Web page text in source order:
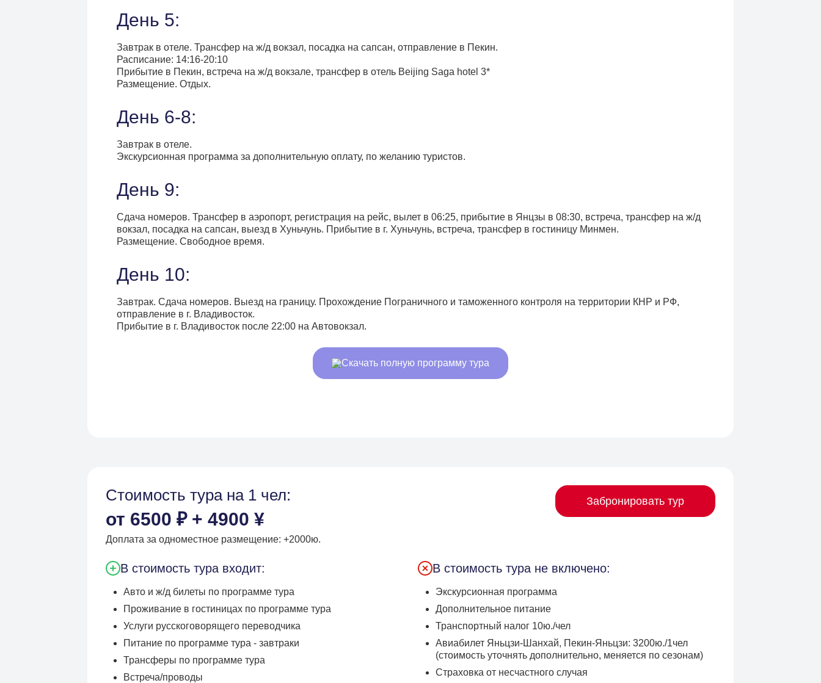
День 5:
Завтрак в отеле. Трансфер на ж/д вокзал, посадка на сапсан, отправление в Пекин.
Расписание: 14:16-20:10
Прибытие в Пекин, встреча на ж/д вокзале, трансфер в отель Beijing Saga hotel 3*
Размещение. Отдых.
День 6-8:
Завтрак в отеле.
Экскурсионная программа за дополнительную оплату, по желанию туристов.
День 9:
Сдача номеров. Трансфер в аэропорт, регистрация на рейс, вылет в 06:25, прибытие в Янцзы в 08:30, встреча, трансфер на ж/д
вокзал, посадка на сапсан, выезд в Хуньчунь. Прибытие в г. Хуньчунь, встреча, трансфер в гостиницу Минмен.
Размещение. Свободное время.
День 10:
Завтрак. Сдача номеров. Выезд на границу. Прохождение Пограничного и таможенного контроля на территории КНР и РФ,
отправление в г. Владивосток.
Прибытие в г. Владивосток после 22:00 на Автовокзал.
Скачать полную программу тура
Стоимость тура на 1 чел:
от 6500 ₽ + 4900 ¥
Забронировать тур
Доплата за одноместное размещение: +2000ю.
В стоимость тура входит:
Авто и ж/д билеты по программе тура
Проживание в гостиницах по программе тура
Услуги русскоговорящего переводчика
Питание по программе тура - завтраки
Трансферы по программе тура
Встреча/проводы
В стоимость тура не включено:
Экскурсионная программа
Дополнительное питание
Транспортный налог 10ю./чел
Авиабилет Яньцзи-Шанхай, Пекин-Яньцзи: 3200ю./1чел
(стоимость уточнять дополнительно, меняется по сезонам)
Страховка от несчастного случая